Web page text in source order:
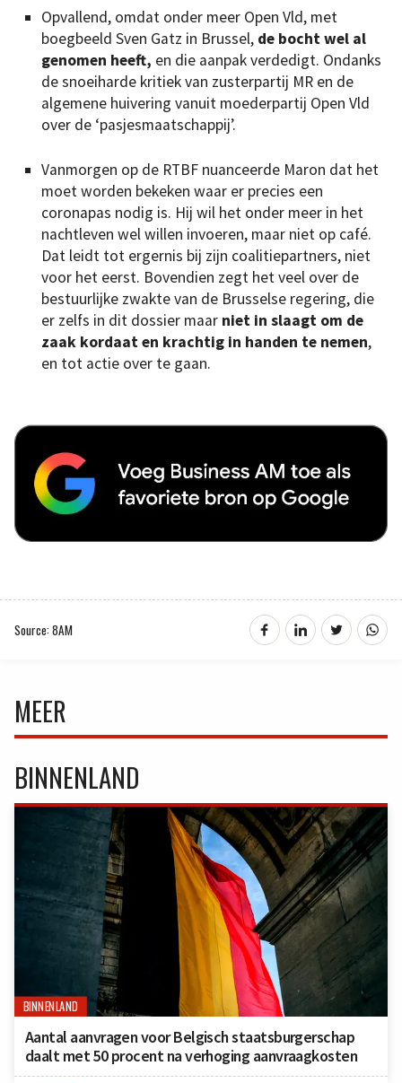
Opvallend, omdat onder meer Open Vld, met
boegbeeld Sven Gatz in Brussel, de bocht wel al
genomen heeft, en die aanpak verdedigt. Ondanks
de snoeiharde kritiek van zusterpartij MR en de
algemene huivering vanuit moederpartij Open Vld
over de ‘pasjesmaatschappij’.
Vanmorgen op de RTBF nuanceerde Maron dat het
moet worden bekeken waar er precies een
coronapas nodig is. Hij wil het onder meer in het
nachtleven wel willen invoeren, maar niet op café.
Dat leidt tot ergernis bij zijn coalitiepartners, niet
voor het eerst. Bovendien zegt het veel over de
bestuurlijke zwakte van de Brusselse regering, die
er zelfs in dit dossier maar niet in slaagt om de
zaak kordaat en krachtig in handen te nemen,
en tot actie over te gaan.
Source: 8AM
MEER
BINNENLAND
BINNENLAND
Aantal aanvragen voor Belgisch staatsburgerschap
daalt met 50 procent na verhoging aanvraagkosten